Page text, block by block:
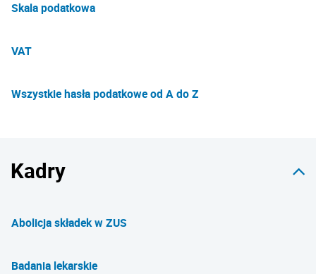
Skala podatkowa
VAT
Wszystkie hasła podatkowe od A do Z
Kadry
Abolicja składek w ZUS
Badania lekarskie